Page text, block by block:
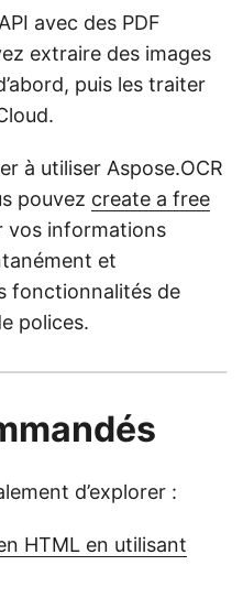
avec des PDF
extraire des images
puis les traiter
à utiliser Aspose.OCR
pouvez create a free
vos informations
et
fonctionnalités de
polices.
d’explorer :
HTML en utilisant